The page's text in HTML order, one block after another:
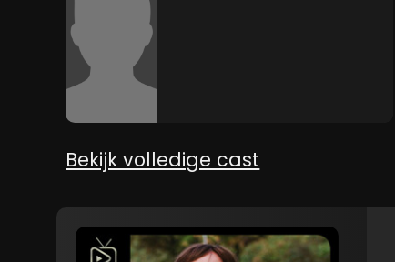
Bekijk volledige cast